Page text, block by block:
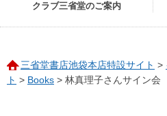
クラブ三省堂のご案内
三省堂書店池袋本店特設サイト >
ト > Books > 林真理子さんサイン会